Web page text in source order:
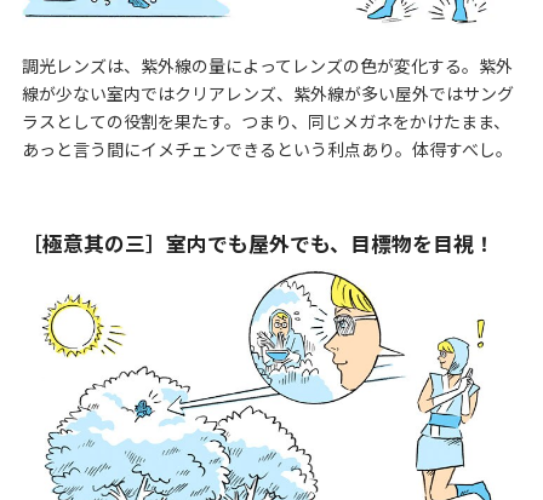
調光レンズは、紫外線の量によってレンズの色が変化する。紫外
線が少ない室内ではクリアレンズ、紫外線が多い屋外ではサング
ラスとしての役割を果たす。つまり、同じメガネをかけたまま、
あっと言う間にイメチェンできるという利点あり。体得すべし。
［極意其の三］室内でも屋外でも、目標物を目視！